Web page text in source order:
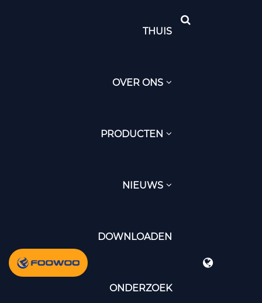
THUIS
OVER ONS
PRODUCTEN
NIEUWS
DOWNLOADEN
ONDERZOEK